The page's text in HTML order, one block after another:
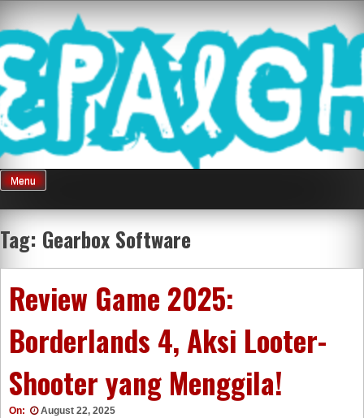
content
Mnepalghopa
Review Game
Terkini Paling
Seluruh Di
Indonesia
Menu
Tag: Gearbox Software
Review Game 2025:
Borderlands 4, Aksi Looter-
Shooter yang Menggila!
On: August 22, 2025